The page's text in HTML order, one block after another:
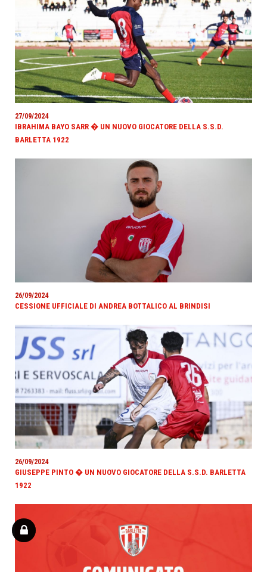
27/09/2024
IBRAHIMA BAYO SARR � UN NUOVO GIOCATORE DELLA S.S.D.
BARLETTA 1922
26/09/2024
CESSIONE UFFICIALE DI ANDREA BOTTALICO AL BRINDISI
26/09/2024
GIUSEPPE PINTO � UN NUOVO GIOCATORE DELLA S.S.D. BARLETTA
1922